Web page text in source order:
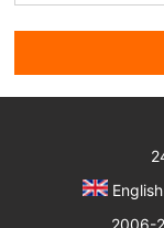
English